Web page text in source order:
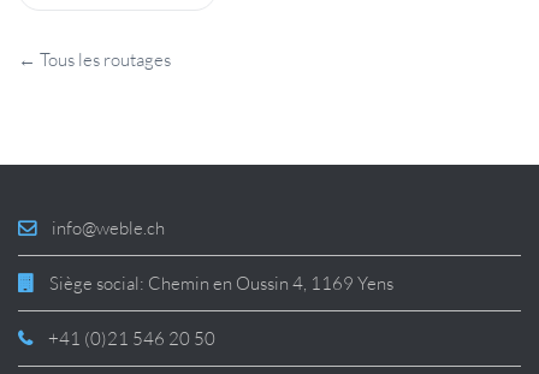
← Tous les routages
info@weble.ch
Siège social: Chemin en Oussin 4, 1169 Yens
+41 (0)21 546 20 50